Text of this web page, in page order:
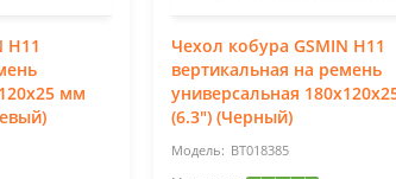
H11
мм
Чехол кобура GSMIN H11
вертикальная на ремень
универсальная
(6.3") (Черный)
BT018385